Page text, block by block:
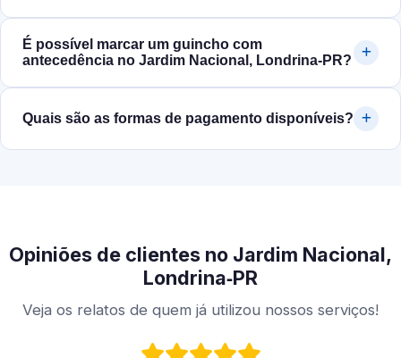
É possível marcar um guincho com
antecedência no Jardim Nacional, Londrina‑PR?
Quais são as formas de pagamento disponíveis?
Opiniões de clientes no Jardim Nacional,
Londrina‑PR
Veja os relatos de quem já utilizou nossos serviços!